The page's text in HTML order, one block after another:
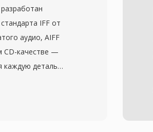
минимализм: без
файл состоит из
хранилища
напрямую на
медленных
IFF от
аудио, AIFF
CD-качестве —
каждую деталь
Формат